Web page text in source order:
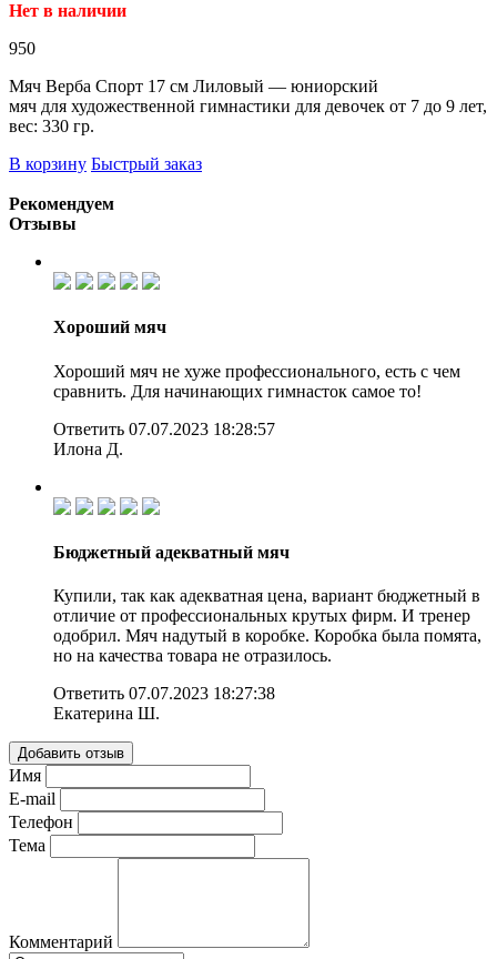
Нет в наличии
950
Мяч Верба Спорт 17 см Лиловый — юниорский
мяч для художественной гимнастики для девочек от 7 до 9 лет,
вес: 330 гр.
В корзину Быстрый заказ
Рекомендуем
Отзывы
Хороший мяч
Хороший мяч не хуже профессионального, есть с чем
сравнить. Для начинающих гимнасток самое то!
Ответить 07.07.2023 18:28:57
Илона Д.
Бюджетный адекватный мяч
Купили, так как адекватная цена, вариант бюджетный в
отличие от профессиональных крутых фирм. И тренер
одобрил. Мяч надутый в коробке. Коробка была помята,
но на качества товара не отразилось.
Ответить 07.07.2023 18:27:38
Екатерина Ш.
Добавить отзыв
Имя
E-mail
Телефон
Тема
Комментарий